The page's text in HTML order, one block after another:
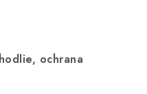
ochrana